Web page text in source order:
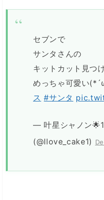
セブンで
サンタさんの
キットカット見つ
めっちゃ可愛い
ス #サンタ
— 叶星シャノン
(@Ilove_cake1)